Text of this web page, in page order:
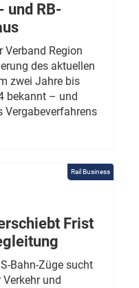
und RB-
Verband Region
des aktuellen
zwei Jahre bis
bekannt – und
Vergabeverfahrens
Rail Business
Frist
Bahn-Züge sucht
und